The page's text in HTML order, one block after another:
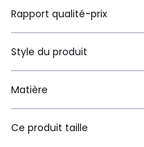
Rapport qualité-prix
Style du produit
Matière
Ce produit taille